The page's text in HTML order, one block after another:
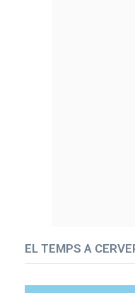
EL TEMPS A